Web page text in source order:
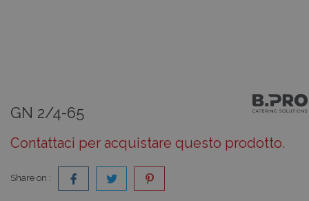
GN 2/4-65
Contattaci per acquistare questo prodotto.
Share on :